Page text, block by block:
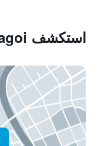
استكشف Lagoi